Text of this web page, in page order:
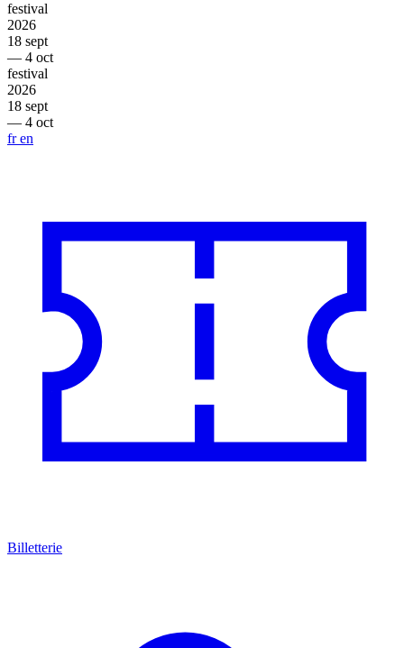
festival
2026
18 sept
— 4 oct
festival
2026
18 sept
— 4 oct
fren
Billetterie